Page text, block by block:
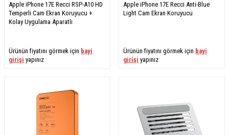
Apple iPhone 17E Recci RSP-A10 HD
Temperli Cam Ekran Koruyucu +
Kolay Uygulama Aparatlı
Ürünün fiyatını görmek için bayi
girişi yapınız
Apple iPhone 17E Recci Anti-Blue
Light Cam Ekran Koruyucu
Ürünün fiyatını görmek için bayi
girişi yapınız